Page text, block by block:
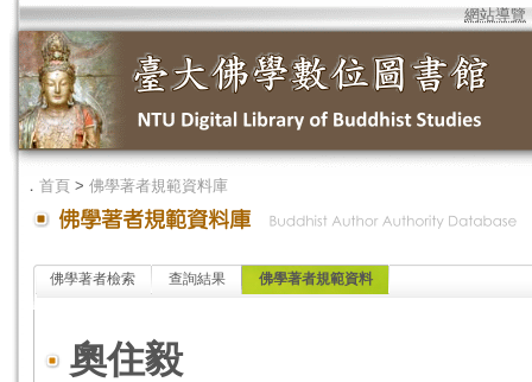
網站導覽
． 首頁 > 佛學著者規範資料庫
佛學著者檢索 查詢結果 佛學著者規範資料
奧住毅